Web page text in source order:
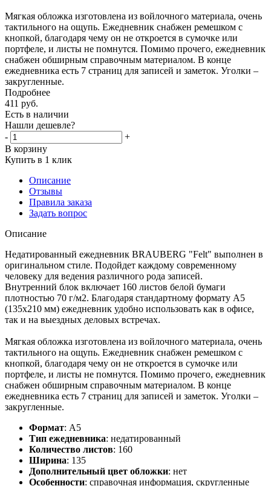
Мягкая обложка изготовлена из войлочного материала, очень
тактильного на ощупь. Ежедневник снабжен ремешком с
кнопкой, благодаря чему он не откроется в сумочке или
портфеле, и листы не помнутся. Помимо прочего, ежедневник
снабжен обширным справочным материалом. В конце
ежедневника есть 7 страниц для записей и заметок. Уголки –
закругленные.
Подробнее
411 руб.
Есть в наличии
Нашли дешевле?
-
+
В корзину
Купить в 1 клик
Описание
Отзывы
Правила заказа
Задать вопрос
Описание
Недатированный ежедневник BRAUBERG "Felt" выполнен в
оригинальном стиле. Подойдет каждому современному
человеку для ведения различного рода записей.
Внутренний блок включает 160 листов белой бумаги
плотностью 70 г/м2. Благодаря стандартному формату А5
(135х210 мм) ежедневник удобно использовать как в офисе,
так и на выездных деловых встречах.
Мягкая обложка изготовлена из войлочного материала, очень
тактильного на ощупь. Ежедневник снабжен ремешком с
кнопкой, благодаря чему он не откроется в сумочке или
портфеле, и листы не помнутся. Помимо прочего, ежедневник
снабжен обширным справочным материалом. В конце
ежедневника есть 7 страниц для записей и заметок. Уголки –
закругленные.
Формат: А5
Тип ежедневника: недатированный
Количество листов: 160
Ширина: 135
Дополнительный цвет обложки: нет
Особенности: справочная информация, скругленные